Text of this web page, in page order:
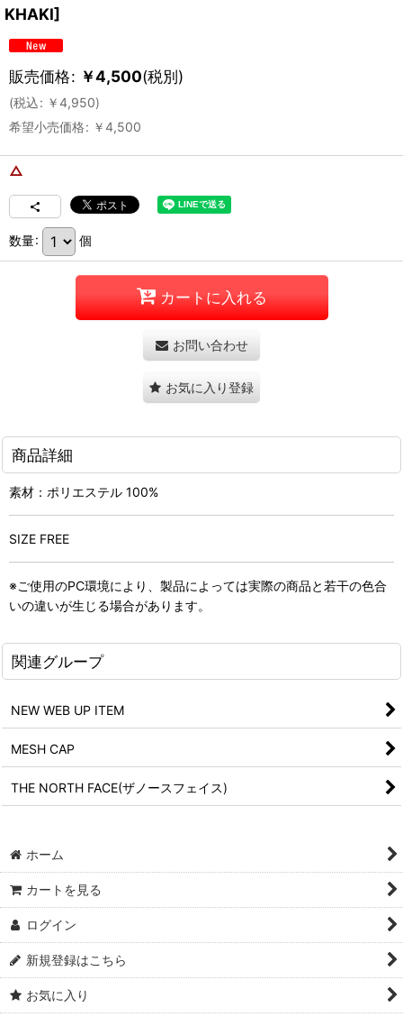
KHAKI]
販売価格: ￥4,500(税別)
(税込: ￥4,950)
希望小売価格: ￥4,500
△
数量: 個
カートに入れる
お問い合わせ
お気に入り登録
商品詳細
素材：ポリエステル 100%
SIZE FREE
※ご使用のPC環境により、製品によっては実際の商品と若干の色合
いの違いが生じる場合があります。
関連グループ
NEW WEB UP ITEM
MESH CAP
THE NORTH FACE(ザノースフェイス)
ホーム
カートを見る
ログイン
新規登録はこちら
お気に入り